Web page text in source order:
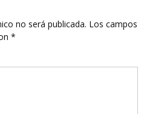
no será publicada. Los campos
*